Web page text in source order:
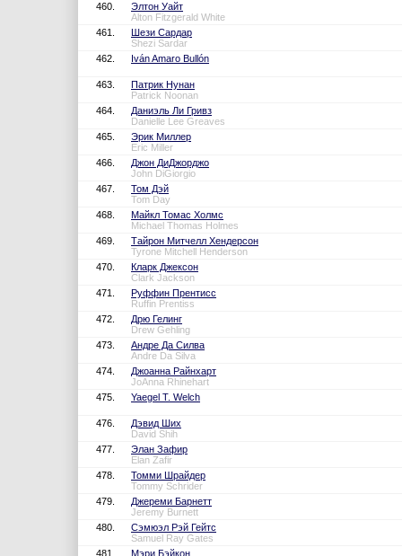
460.
Элтон Уайт
Alton Fitzgerald White
461.
Шези Сардар
Shezi Sardar
462.
Iván Amaro Bullón
463.
Патрик Нунан
Patrick Noonan
464.
Даниэль Ли Гривз
Danielle Lee Greaves
465.
Эрик Миллер
Eric Miller
466.
Джон ДиДжорджо
John DiGiorgio
467.
Том Дэй
Tom Day
468.
Майкл Томас Холмс
Michael Thomas Holmes
469.
Тайрон Митчелл Хендерсон
Tyrone Mitchell Henderson
470.
Кларк Джексон
Clark Jackson
471.
Руффин Прентисс
Ruffin Prentiss
472.
Дрю Гелинг
Drew Gehling
473.
Андре Да Силва
Andre Da Silva
474.
Джоанна Райнхарт
JoAnna Rhinehart
475.
Yaegel T. Welch
476.
Дэвид Ших
David Shih
477.
Элан Зафир
Elan Zafir
478.
Томми Шрайдер
Tommy Schrider
479.
Джереми Барнетт
Jeremy Burnett
480.
Сэмюэл Рэй Гейтс
Samuel Ray Gates
481.
Мэри Бэйкон